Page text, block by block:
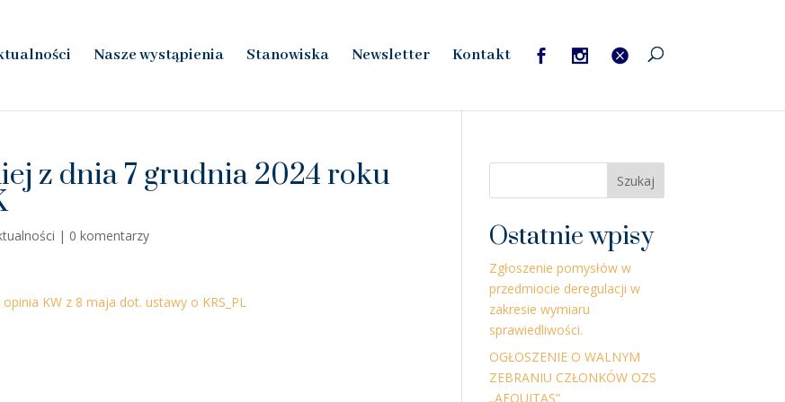
Nasze wystąpienia Stanowiska Newsletter Kontakt
z dnia 7 grudnia 2024 roku
| 0 komentarzy
opinia KW z 8 maja dot. ustawy o KRS_PL
Szukaj
Ostatnie wpisy
Zgłoszenie pomysłów w
przedmiocie deregulacji w
zakresie wymiaru
sprawiedliwości.
OGŁOSZENIE O WALNYM
ZEBRANIU CZŁONKÓW OZS
„AEQUITAS”